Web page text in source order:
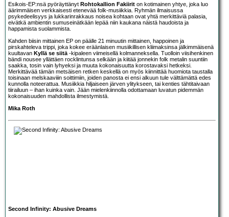
Esikois-EP:nsä pyöräyttänyt Rohtokallion Fakiirit on kotimainen yhtye, joka luo
äärimmäisen verkkaisesti etenevää folk-musiikkia. Ryhmän ilmaisussa
psykedeelisyys ja lukkarinrakkaus noisea kohtaan ovat yhtä merkittäviä palasia,
eivätkä ambientin sumuseinätkään lepää niin kaukana näistä haudoista ja
happamista suolammista.
Kahden biisin mittainen EP on päälle 21 minuutin mittainen, happoinen ja
pirskahteleva trippi, joka kokee eräänlaisen musiikillisen kliimaksinsa jälkimmäisenä
kuultavan Kyllä se siitä -kipaleen viimeisellä kolmanneksella. Tuolloin viisihenkinen
bändi nousee yllättäen rocklintunsa selkään ja kiitää jonnekin folk metalin suuntiin
saakka, tosin vain lyhyeksi ja muuta kokonaisuutta korostavaksi hetkeksi.
Merkittävää tämän metsäisen retken keskellä on myös kiinnittää huomiota taustalla
toisinaan melskaaviiin soittimiin, joiden panosta ei ensi alkuun tule välttämättä edes
kunnolla noteerattua. Musiikkia hiljaiseen järven ylitykseen, tai kenties tähtitaivaan
tiirailuun – ihan kuinka vain. Jään mielenkiinnolla odottamaan luvatun pidemmän
kokonaisuuden mahdollista ilmestymistä.
Mika Roth
Second Infinity: Abusive Dreams